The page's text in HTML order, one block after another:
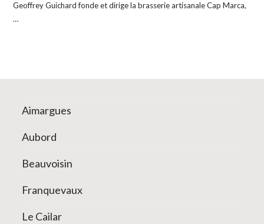
Geoffrey Guichard fonde et dirige la brasserie artisanale Cap Marca,
…
Aimargues
Aubord
Beauvoisin
Franquevaux
Le Cailar